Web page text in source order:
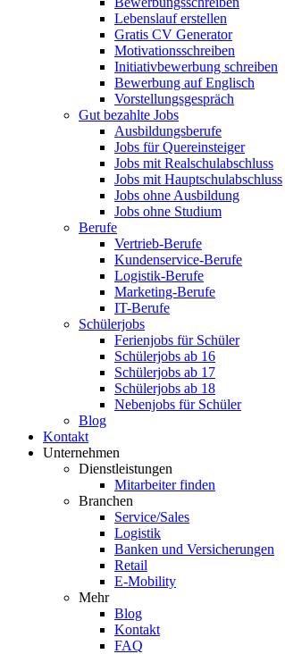
Lebenslauf erstellen
Gratis CV Generator
Motivationsschreiben
Initiativbewerbung schreiben
Bewerbung auf Englisch
Vorstellungsgespräch
Gut bezahlte Jobs
Ausbildungsberufe
Jobs für Quereinsteiger
Jobs mit Realschulabschluss
Jobs mit Hauptschulabschluss
Jobs ohne Ausbildung
Jobs ohne Studium
Berufe
Vertrieb-Berufe
Kundenservice-Berufe
Logistik-Berufe
Marketing-Berufe
IT-Berufe
Schülerjobs
Ferienjobs für Schüler
Schülerjobs ab 16
Schülerjobs ab 17
Schülerjobs ab 18
Nebenjobs für Schüler
Blog
Kontakt
Unternehmen
Dienstleistungen
Mitarbeiter finden
Branchen
Service/Sales
Logistik
Banken und Versicherungen
Retail
E-Mobility
Mehr
Blog
Kontakt
FAQ